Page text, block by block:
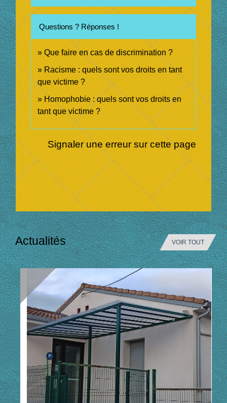
Questions ? Réponses !
Que faire en cas de discrimination ?
Racisme : quels sont vos droits en tant
que victime ?
Homophobie : quels sont vos droits en
tant que victime ?
Signaler une erreur sur cette page
Actualités VOIR TOUT